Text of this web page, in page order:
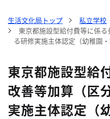
生活文化局トップ 私立学校
東京都施設型給付費等に係
る研修実施主体認定（幼稚園
東京都施設型給
改善等加算（区
実施主体認定（